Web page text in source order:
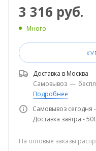
3 316 руб.
Много
Доставка в Москва
Самовывоз —
Подробнее
Самовывоз сегодня
Доставка завтра -
На оптовые заказы